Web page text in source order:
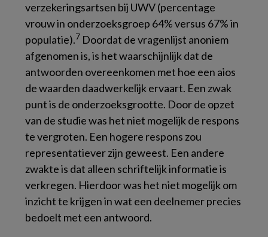
verzekeringsartsen bij UWV (percentage
vrouw in onderzoeksgroep 64% versus 67% in
populatie).7 Doordat de vragenlijst anoniem
afgenomen is, is het waarschijnlijk dat de
antwoorden overeenkomen met hoe een aios
de waarden daadwerkelijk ervaart. Een zwak
punt is de onderzoeksgrootte. Door de opzet
van de studie was het niet mogelijk de respons
te vergroten. Een hogere respons zou
representatiever zijn geweest. Een andere
zwakte is dat alleen schriftelijk informatie is
verkregen. Hierdoor was het niet mogelijk om
inzicht te krijgen in wat een deelnemer precies
bedoelt met een antwoord.